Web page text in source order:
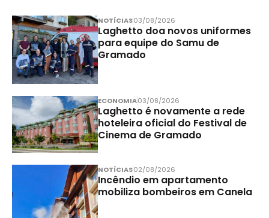
NOTÍCIAS03/08/2026
Laghetto doa novos uniformes
para equipe do Samu de
Gramado
ECONOMIA03/08/2026
Laghetto é novamente a rede
hoteleira oficial do Festival de
Cinema de Gramado
NOTÍCIAS02/08/2026
Incêndio em apartamento
mobiliza bombeiros em Canela